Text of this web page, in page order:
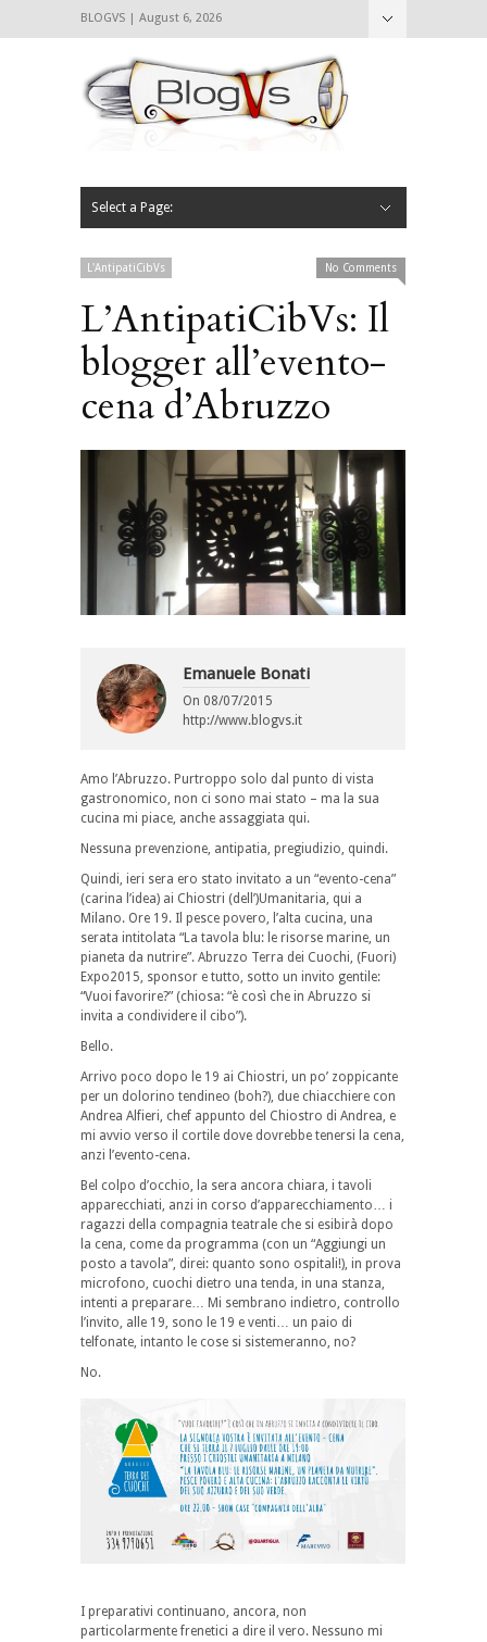
BLOGVS | August 6, 2026
Select a Page:
L'AntipatiCibVs No Comments
L’AntipatiCibVs: Il
blogger all’evento-
cena d’Abruzzo
Emanuele Bonati
On 08/07/2015
http://www.blogvs.it
Amo l’Abruzzo. Purtroppo solo dal punto di vista
gastronomico, non ci sono mai stato – ma la sua
cucina mi piace, anche assaggiata qui.
Nessuna prevenzione, antipatia, pregiudizio, quindi.
Quindi, ieri sera ero stato invitato a un “evento-cena”
(carina l’idea) ai Chiostri (dell’)Umanitaria, qui a
Milano. Ore 19. Il pesce povero, l’alta cucina, una
serata intitolata “La tavola blu: le risorse marine, un
pianeta da nutrire”. Abruzzo Terra dei Cuochi, (Fuori)
Expo2015, sponsor e tutto, sotto un invito gentile:
“Vuoi favorire?” (chiosa: “è così che in Abruzzo si
invita a condividere il cibo”).
Bello.
Arrivo poco dopo le 19 ai Chiostri, un po’ zoppicante
per un dolorino tendineo (boh?), due chiacchiere con
Andrea Alfieri, chef appunto del Chiostro di Andrea, e
mi avvio verso il cortile dove dovrebbe tenersi la cena,
anzi l’evento-cena.
Bel colpo d’occhio, la sera ancora chiara, i tavoli
apparecchiati, anzi in corso d’apparecchiamento… i
ragazzi della compagnia teatrale che si esibirà dopo
la cena, come da programma (con un “Aggiungi un
posto a tavola”, direi: quanto sono ospitali!), in prova
microfono, cuochi dietro una tenda, in una stanza,
intenti a preparare… Mi sembrano indietro, controllo
l’invito, alle 19, sono le 19 e venti… un paio di
telfonate, intanto le cose si sistemeranno, no?
No.
I preparativi continuano, ancora, non
particolarmente frenetici a dire il vero. Nessuno mi